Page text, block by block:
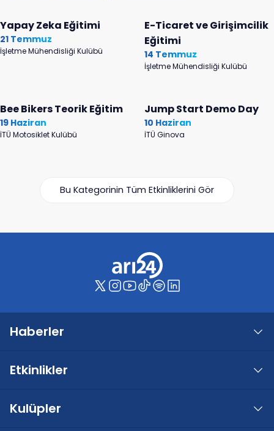
Yapay Zeka Eğitimi
21 Temmuz
İşletme Mühendisliği Kulübü
E-Ticaret ve Girişimcilik
Eğitimi
14 Temmuz
İşletme Mühendisliği Kulübü
Bee Bikers Teorik Eğitim
19 Haziran
İTÜ Motosiklet Kulübü
Jump Start Demo Day
10 Haziran
İTÜ Ginova
Bu Kategorinin Tüm Etkinliklerini Gör
Haberler
Etkinlikler
Kulüpler